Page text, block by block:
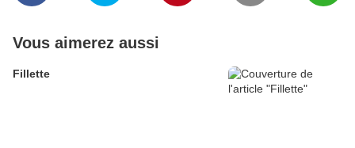
Vous aimerez aussi
Fillette